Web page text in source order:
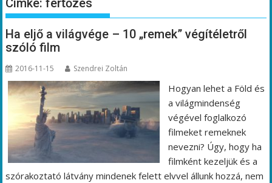
Címke:fertőzés
Ha eljő a világvége – 10 „remek” végítéletről
szóló film
2016-11-15 Szendrei Zoltán
Hogyan lehet a Föld és
a világmindenség
végével foglalkozó
filmeket remeknek
nevezni? Úgy, hogy ha
filmként kezeljük és a
szórakoztató látvány mindenek felett elvvel állunk hozzá, nem